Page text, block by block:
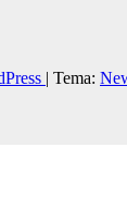
| Tema: